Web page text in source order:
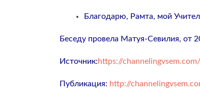
Благодарю, Рамта, мой
Беседу провела Матуя-Севилия, от
Источник:https://
Публикация: http://